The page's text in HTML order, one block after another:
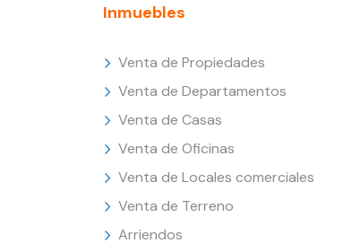
Inmuebles
Venta de Propiedades
Venta de Departamentos
Venta de Casas
Venta de Oficinas
Venta de Locales comerciales
Venta de Terreno
Arriendos